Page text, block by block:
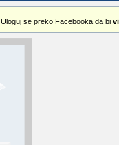
Uloguj se preko Facebooka da bi